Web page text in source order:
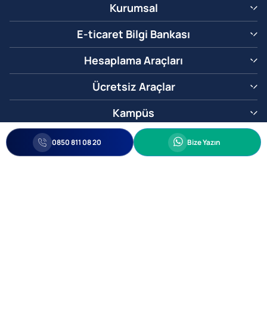
Kurumsal
E-ticaret Bilgi Bankası
Hesaplama Araçları
Ücretsiz Araçlar
Kampüs
0850 811 08 20 Whatsapp
Bize Yazın
0850 811 08 20